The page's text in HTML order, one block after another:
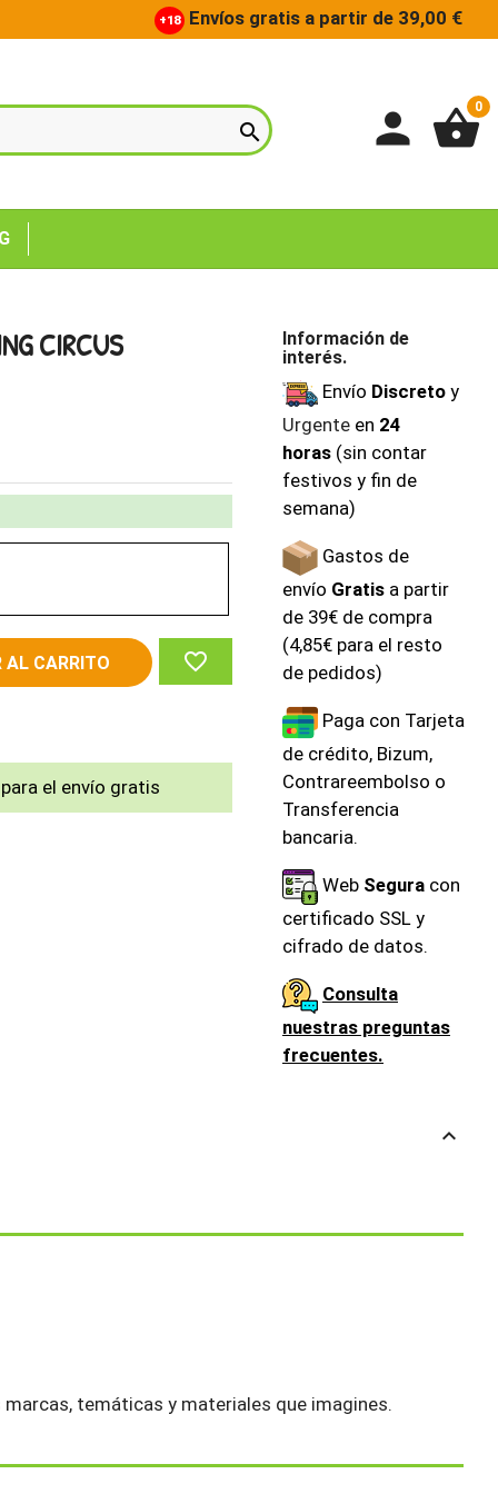
+18 Envíos gratis a partir de 39,00 €
 person shopping_basket
0
CIRCUS
AL CARRITO favorite_border
el envío gratis
Información de
interés.
Envío Discretoy
Urgenteen 24
horas(sin contar
festivos y fin de
semana)
Gastos de
envío Gratisa partir
de 39€ de compra
(4,85€ para el resto
de pedidos)
Paga con Tarjeta
de crédito, Bizum,
Contrareembolso o
Transferencia
bancaria.
Web Seguracon
certificado SSL y
cifrado de datos.
Consulta
nuestras preguntas
frecuentes.
keyboard_arrow_up
temáticas y materiales que imagines.